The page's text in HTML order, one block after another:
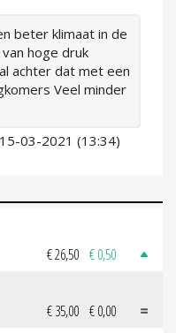
beter klimaat in de
hoge druk
achter dat met een
Veel minder
03-2021 (13:34)
€ 26,50 € 0,50
€ 35,00 € 0,00